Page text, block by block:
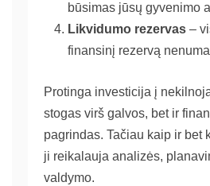
būsimas jūsų gyvenimo
Likvidumo rezervas –
finansinį rezervą
Protinga investicija į
stogas virš galvos, bet ir
pagrindas. Tačiau kaip ir bet
ji reikalauja analizės,
valdymo.